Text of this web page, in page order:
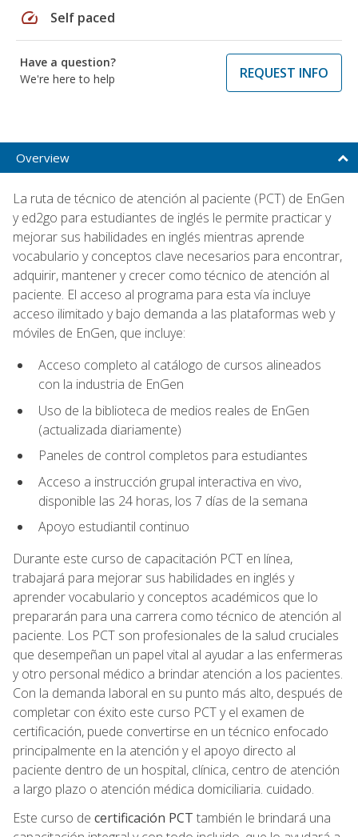
speed Self paced
Have a question?
We're here to help
REQUEST INFO
Overview
La ruta de técnico de atención al paciente (PCT) de EnGen
y ed2go para estudiantes de inglés le permite practicar y
mejorar sus habilidades en inglés mientras aprende
vocabulario y conceptos clave necesarios para encontrar,
adquirir, mantener y crecer como técnico de atención al
paciente. El acceso al programa para esta vía incluye
acceso ilimitado y bajo demanda a las plataformas web y
móviles de EnGen, que incluye:
Acceso completo al catálogo de cursos alineados
con la industria de EnGen
Uso de la biblioteca de medios reales de EnGen
(actualizada diariamente)
Paneles de control completos para estudiantes
Acceso a instrucción grupal interactiva en vivo,
disponible las 24 horas, los 7 días de la semana
Apoyo estudiantil continuo
Durante este curso de capacitación PCT en línea,
trabajará para mejorar sus habilidades en inglés y
aprender vocabulario y conceptos académicos que lo
prepararán para una carrera como técnico de atención al
paciente. Los PCT son profesionales de la salud cruciales
que desempeñan un papel vital al ayudar a las enfermeras
y otro personal médico a brindar atención a los pacientes.
Con la demanda laboral en su punto más alto, después de
completar con éxito este curso PCT y el examen de
certificación, puede convertirse en un técnico enfocado
principalmente en la atención y el apoyo directo al
paciente dentro de un hospital, clínica, centro de atención
a largo plazo o atención médica domiciliaria. cuidado.
Este curso de certificación PCT también le brindará una